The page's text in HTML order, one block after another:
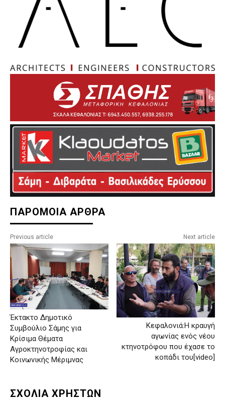
ΠΑΡΟΜΟΙΑ ΑΡΘΡΑ
Previous article
Έκτακτο Δημοτικό
Συμβούλιο Σάμης για
Κρίσιμα Θέματα
Αγροκτηνοτροφίας και
Κοινωνικής Μέριμνας
Next article
Κεφαλονιά:Η κραυγή
αγωνίας ενός νέου
κτηνοτρόφου που έχασε το
κοπάδι του[video]
ΣΧΟΛΙΑ ΧΡΗΣΤΩΝ